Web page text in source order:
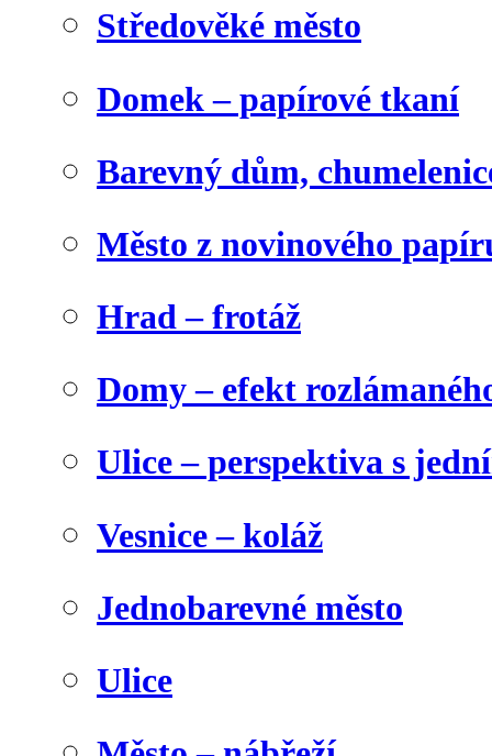
Středověké město
Domek – papírové tkaní
Barevný dům,
Město z novinového
Hrad – frotáž
Domy – efekt
Ulice – perspektiva s
Vesnice – koláž
Jednobarevné město
Ulice